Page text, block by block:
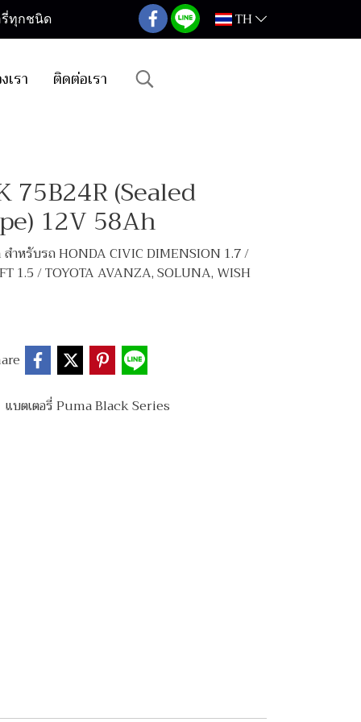
รี่ทุกชนิด TH
เรา ติดต่อเรา
75B24R (Sealed
12V 58Ah
ำหรับรถ HONDA CIVIC DIMENSION 1.7 /
1.5 / TOYOTA AVANZA, SOLUNA, WISH
แบตเตอรี่ Puma Black Series